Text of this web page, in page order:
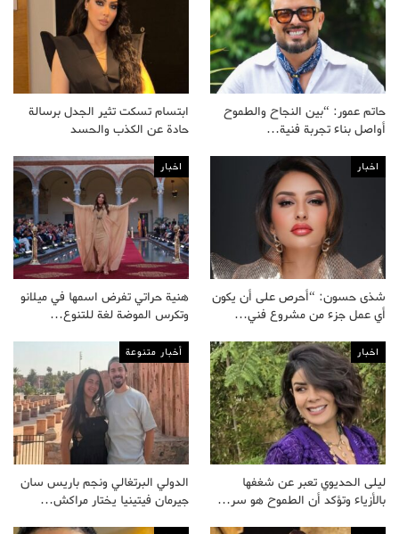
حاتم عمور: “بين النجاح والطموح
أواصل بناء تجربة فنية…
ابتسام تسكت تثير الجدل برسالة
حادة عن الكذب والحسد
اخبار
شذى حسون: “أحرص على أن يكون
أي عمل جزء من مشروع فني…
اخبار
هنية حراتي تفرض اسمها في ميلانو
وتكرس الموضة لغة للتنوع…
اخبار
ليلى الحديوي تعبر عن شغفها
بالأزياء وتؤكد أن الطموح هو سر…
أخبار متنوعة
الدولي البرتغالي ونجم باريس سان
جيرمان فيتينيا يختار مراكش…